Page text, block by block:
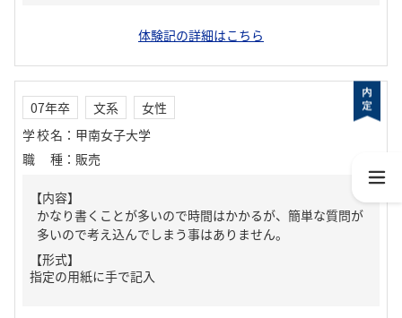
体験記の詳細はこちら
07年卒 文系
女性
学校名 ： 甲南女子大学
職種 ： 販売
【内容】
かなり書くことが多いので時間はかかるが、簡単な質問が
多いので考え込んでしまう事はありません。
【形式】
指定の用紙に手で記入